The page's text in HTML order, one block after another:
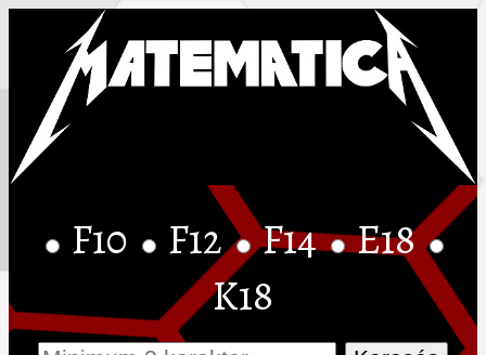
F10 F12 F14 E18
K18